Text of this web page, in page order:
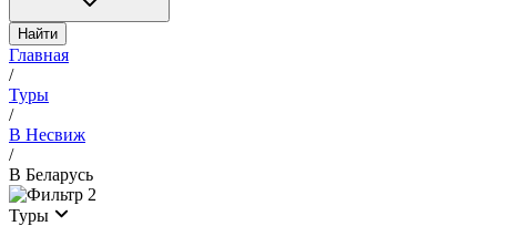
Найти
Главная
/
Туры
/
В Несвиж
/
В Беларусь
2
Туры